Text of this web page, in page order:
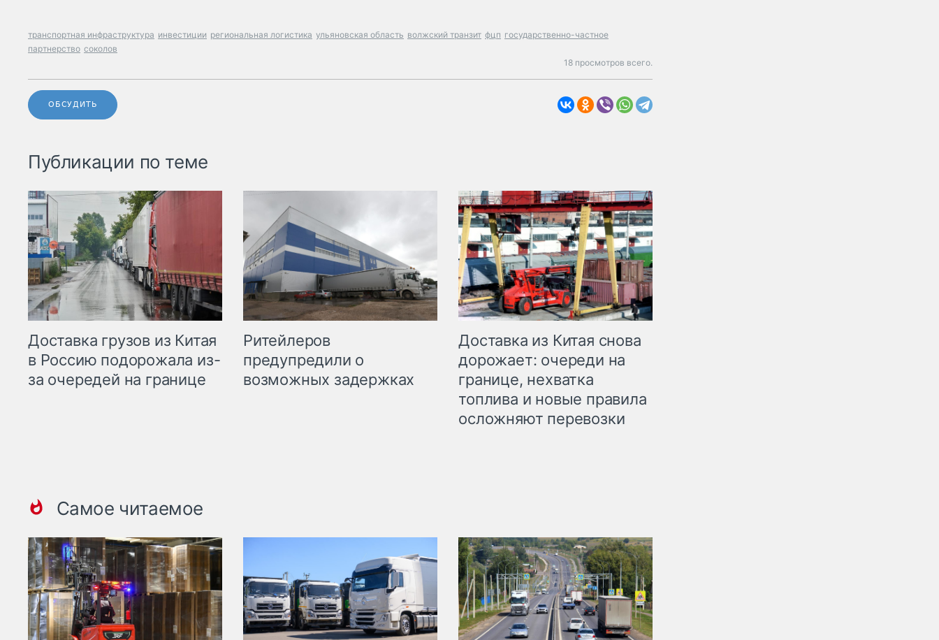
транспортная инфраструктура инвестиции региональная логистика ульяновская область волжский транзит фцп государственно-частное
партнерство соколов
18 просмотров всего.
ОБСУДИТЬ
Публикации по теме
Доставка грузов из Китая
в Россию подорожала из-
за очередей на границе
Ритейлеров
предупредили о
возможных задержках
Доставка из Китая снова
дорожает: очереди на
границе, нехватка
топлива и новые правила
осложняют перевозки
Самое читаемое